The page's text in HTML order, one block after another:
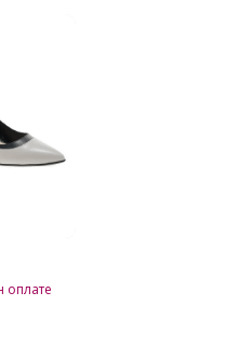
оплате